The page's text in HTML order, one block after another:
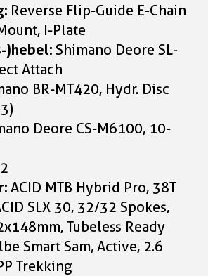
Reverse Flip-Guide E-Chain
I-Plate
)hebel:Shimano Deore SL-
Attach
BR-MT420, Hydr. Disc
Deore CS-M6100, 10-
ACID MTB Hybrid Pro, 38T
SLX 30, 32/32 Spokes,
Tubeless Ready
Smart Sam, Active, 2.6
Trekking